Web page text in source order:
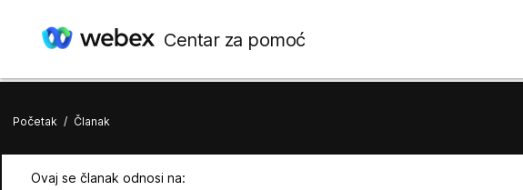
Centar za pomoć
Početak / Članak
Ovaj se članak odnosi na: